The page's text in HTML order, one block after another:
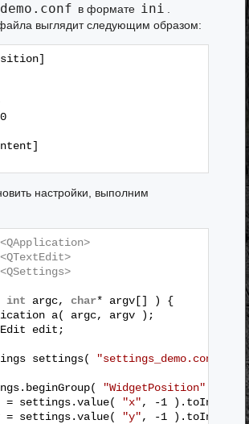
в формате ini
выглядит следующим образом:
настройки, выполним
int argc, char* argv[] ) {
a( argc, argv );
edit;
settings( "settings_demo.conf" ,
"WidgetPosition"
= settings.value( "x", -1 ).toInt();
= settings.value( "y", -1 ).toInt();